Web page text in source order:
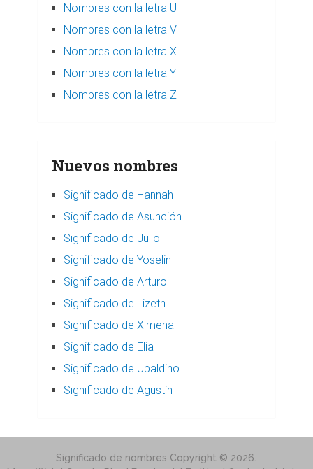
Nombres con la letra U
Nombres con la letra V
Nombres con la letra X
Nombres con la letra Y
Nombres con la letra Z
Nuevos nombres
Significado de Hannah
Significado de Asunción
Significado de Julio
Significado de Yoselin
Significado de Arturo
Significado de Lizeth
Significado de Ximena
Significado de Elia
Significado de Ubaldino
Significado de Agustín
Significado de nombres Copyright © 2026.